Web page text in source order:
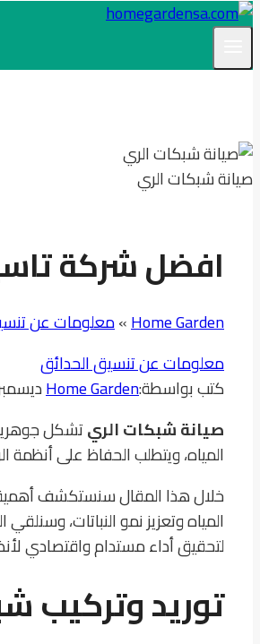
صيانة شبكات الري
افضل شركة
Home Garden
»معلومات عن
معلومات عن تنسيق الحدائق
كتب بواسطة:Home Gardenديسمبر 29,
صيانة شبكات الريتشكل
المياه، ويتطلب الحفاظ على أنظمة
خلال هذا المقال سنستكشف
المياه وتعزيز نمو النباتات،
لتحقيق أداء مستدام واقتصادي
توريد وتركيب